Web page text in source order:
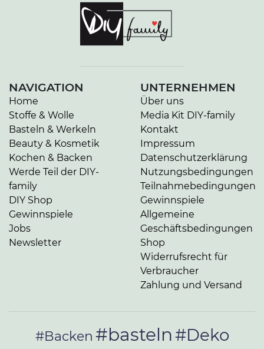
NAVIGATION
Home
Stoffe & Wolle
Basteln & Werkeln
Beauty & Kosmetik
Kochen & Backen
Werde Teil der DIY-
family
DIY Shop
Gewinnspiele
Jobs
Newsletter
UNTERNEHMEN
Über uns
Media Kit DIY-family
Kontakt
Impressum
Datenschutzerklärung
Nutzungsbedingungen
Teilnahmebedingungen
Gewinnspiele
Allgemeine
Geschäftsbedingungen
Shop
Widerrufsrecht für
Verbraucher
Zahlung und Versand
#Backen #basteln#Deko